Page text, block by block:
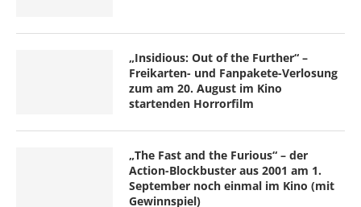
„Insidious: Out of the Further“ –
Freikarten- und Fanpakete-Verlosung
zum am 20. August im Kino
startenden Horrorfilm
„The Fast and the Furious“ – der
Action-Blockbuster aus 2001 am 1.
September noch einmal im Kino (mit
Gewinnspiel)